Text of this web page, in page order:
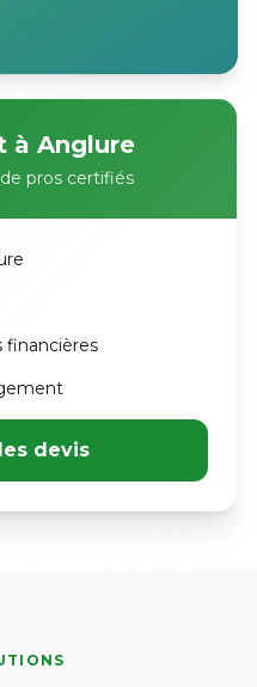
à Anglure
pros certifiés
devis